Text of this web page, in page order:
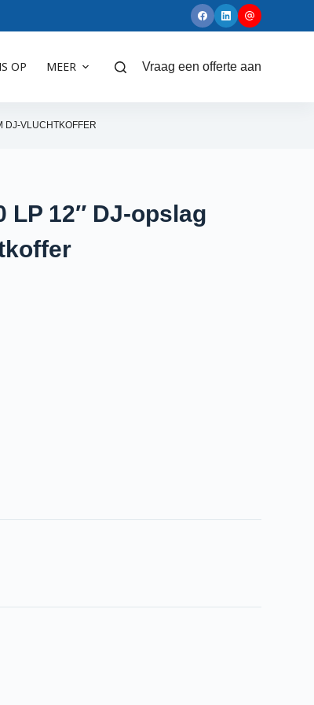
OP MEER Vraag een offerte aan
DJ-VLUCHTKOFFER
12″ DJ-opslag